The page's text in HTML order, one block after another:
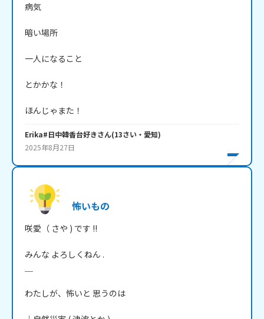
病気
暗い場所
一人になること
とかかな！
ほんじゃまた！
Erika#日中韓香台好きさん(13さい・ 愛知)
2025年8月27日
怖いもの
咲愛（ さや ) です !!
みんな よろしくねん .
わたしが、怖いと 思うのは